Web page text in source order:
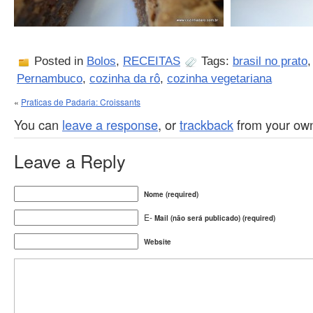
Posted in Bolos, RECEITAS Tags: brasil no prato
Pernambuco, cozinha da rô, cozinha vegetariana
« Praticas de Padaria: Croissants
You can leave a response, ortrackbackfrom your
Leave a Reply
Nome (required)
E- Mail (não será publicado) (required)
Website